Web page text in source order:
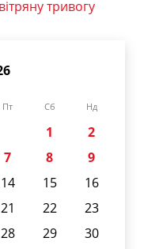
тривогу
Пт Сб Нд
1
2
7 8
9
14 15
16
21 22
23
28 29
30